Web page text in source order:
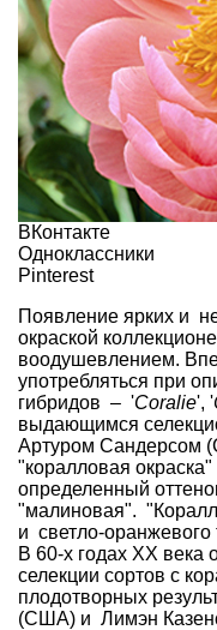
ВКонтакте
Одноклассники
Pinterest
Появление ярких и
окраской
воодушевлением.
употребляться при
гибридов – 'Coralie', '
выдающимся
Артуром Сандерсом
"коралловая окраска"
определенный
"малиновая".
и светло-оранжевого
В 60-х годах XX века
селекции сортов с
плодотворных
(США) и Лимэн